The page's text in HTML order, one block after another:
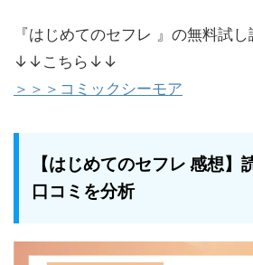
『はじめてのセフレ 』の無料試
↓↓こちら↓↓
＞＞＞コミックシーモア
【はじめてのセフレ 感想】
口コミを分析